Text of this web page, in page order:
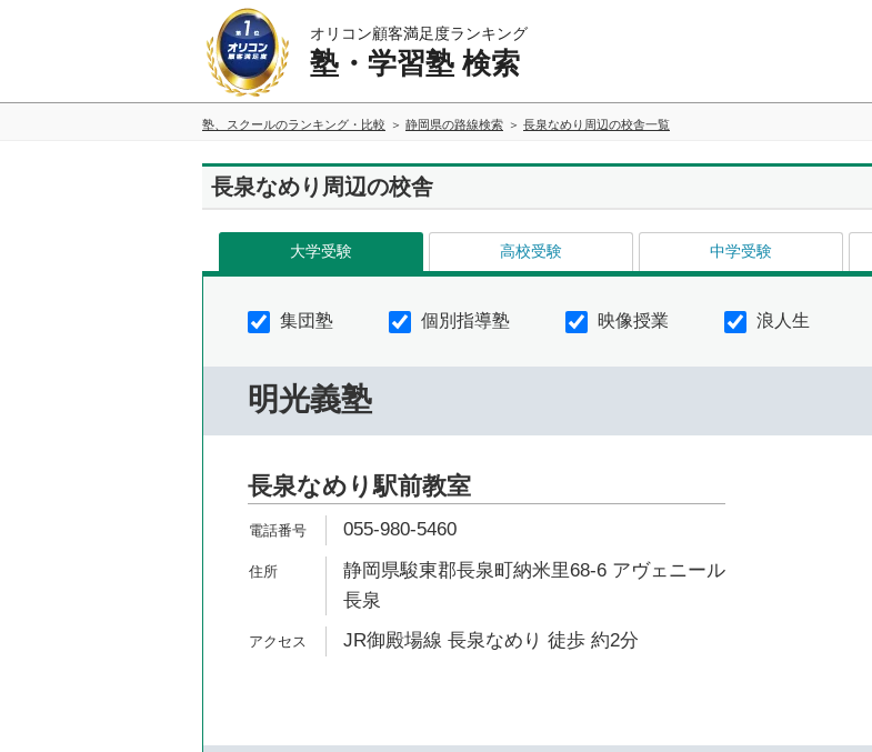
オリコン顧客満足度ランキング
塾・学習塾 検索
塾、スクールのランキング・比較 静岡県の路線検索 長泉なめり周辺の校舎一覧
長泉なめり周辺の校舎
大学受験 高校受験 中学受験
集団塾 個別指導塾 映像授業 浪人生
明光義塾
長泉なめり駅前教室
055-980-5460
静岡県駿東郡長泉町納米里68-6 アヴェニール
長泉
JR御殿場線 長泉なめり 徒歩 約2分